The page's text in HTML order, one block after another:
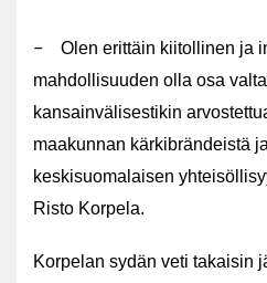
–
Olen erittäin kiitollinen ja
mahdollisuuden olla osa
kansainvälisestikin
maakunnan kärkibrändeistä
keskisuomalaisen
Risto Korpela.
Korpelan sydän veti takaisin